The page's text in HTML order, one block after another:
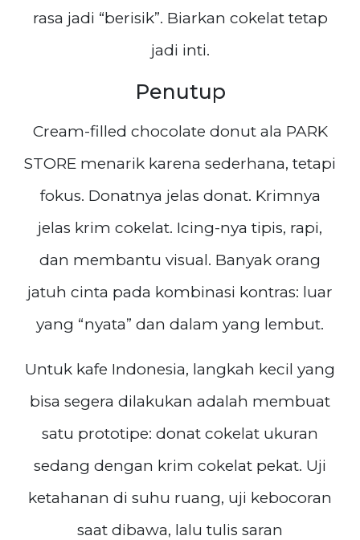
rasa jadi “berisik”. Biarkan cokelat tetap
jadi inti.
Penutup
Cream-filled chocolate donut ala PARK
STORE menarik karena sederhana, tetapi
fokus. Donatnya jelas donat. Krimnya
jelas krim cokelat. Icing-nya tipis, rapi,
dan membantu visual. Banyak orang
jatuh cinta pada kombinasi kontras: luar
yang “nyata” dan dalam yang lembut.
Untuk kafe Indonesia, langkah kecil yang
bisa segera dilakukan adalah membuat
satu prototipe: donat cokelat ukuran
sedang dengan krim cokelat pekat. Uji
ketahanan di suhu ruang, uji kebocoran
saat dibawa, lalu tulis saran